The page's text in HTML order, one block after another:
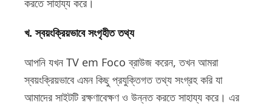
করতে সাহায্য করে।
খ. স্বয়ংক্রিয়ভাবে সংগৃহীত তথ্য
আপনি যখন TV em Foco ব্রাউজ করেন, তখন আমরা
স্বয়ংক্রিয়ভাবে এমন কিছু প্রযুক্তিগত তথ্য সংগ্রহ করি যা
আমাদের সাইটটি রক্ষণাবেক্ষণ ও উন্নত করতে সাহায্য করে। এর